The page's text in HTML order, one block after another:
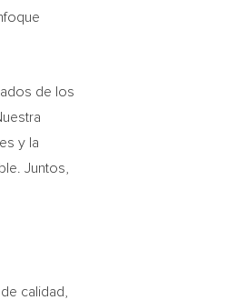
de los
y la
Juntos,
calidad,